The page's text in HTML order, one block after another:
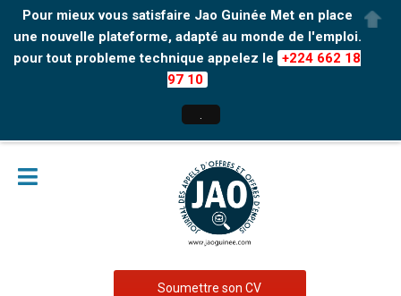
Pour mieux vous satisfaire Jao Guinée Met en place
une nouvelle plateforme, adapté au monde de l'emploi.
pour tout probleme technique appelez le +224 662 18
97 10
Soumettre son CV